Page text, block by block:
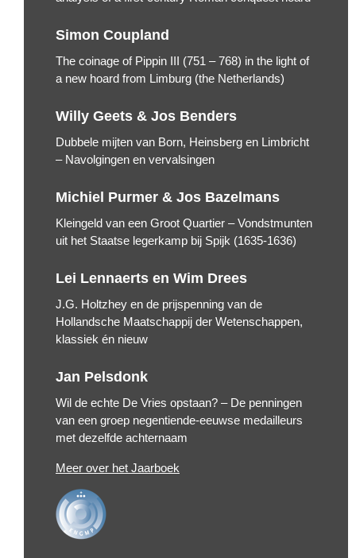
Simon Coupland
The coinage of Pippin III (751 – 768) in the light of
a new hoard from Limburg (the Netherlands)
Willy Geets & Jos Benders
Dubbele mijten van Born, Heinsberg en Limbricht
– Navolgingen en vervalsingen
Michiel Purmer & Jos Bazelmans
Kleingeld van een Groot Quartier – Vondstmunten
uit het Staatse legerkamp bij Spijk (1635-1636)
Lei Lennaerts en Wim Drees
J.G. Holtzhey en de prijspenning van de
Hollandsche Maatschappij der Wetenschappen,
klassiek én nieuw
Jan Pelsdonk
Wil de echte De Vries opstaan? – De penningen
van een groep negentiende-eeuwse medailleurs
met dezelfde achternaam
Meer over het Jaarboek